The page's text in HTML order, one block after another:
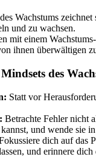
Wachstums
und zu wachsen.
mit einem
ihnen überwältigen
des
Statt vor
Betrachte Fehler nicht
und wende sie
dich auf das
und erinnere